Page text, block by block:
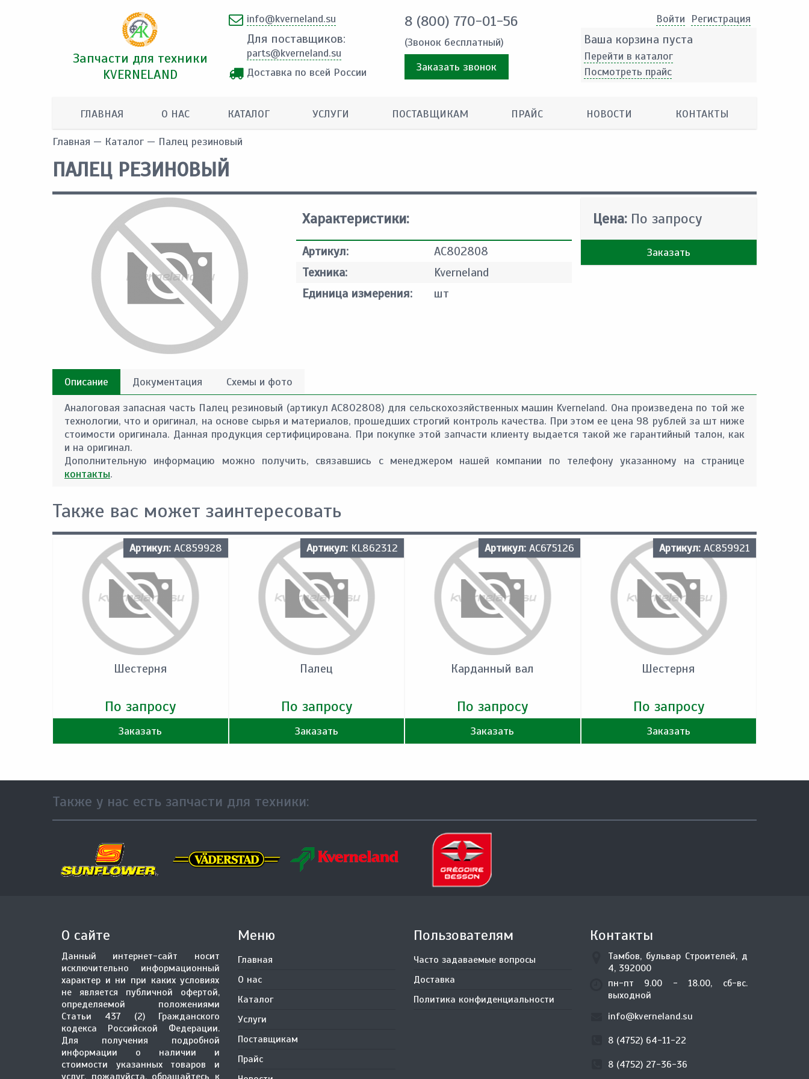
Запчасти для техники
KVERNELAND
info@kverneland.su
Для поставщиков:
parts@kverneland.su
Доставка по всей России
8 (800) 770-01-56
(Звонок бесплатный)
Заказать звонок
Войти Pегистрация
Ваша корзина пуста
Перейти в каталог
Посмотреть прайс
ГЛАВНАЯ О НАС КАТАЛОГ УСЛУГИ ПОСТАВЩИКАМ ПРАЙС НОВОСТИ КОНТАКТЫ
Главная — Каталог — Палец резиновый
ПАЛЕЦ РЕЗИНОВЫЙ
Характеристики:
Артикул:
AC802808
Техника:
Kverneland
Единица измерения:
шт
Цена: По запросу
Заказать
Описание Документация
Схемы и фото
Аналоговая запасная часть Палец резиновый (артикул AC802808) для сельскохозяйственных машин Kverneland. Она произведена по той же
технологии, что и оригинал, на основе сырья и материалов, прошедших строгий контроль качества. При этом ее цена 98 рублей за шт ниже
стоимости оригинала. Данная продукция сертифицирована. При покупке этой запчасти клиенту выдается такой же гарантийный талон, как
и на оригинал.
Дополнительную информацию можно получить, связавшись с менеджером нашей компании по телефону указанному на странице
контакты.
Также вас может заинтересовать
Артикул: AC859928
Шестерня
По запросу
Заказать
Артикул: KL862312
Палец
По запросу
Заказать
Артикул: AC675126
Карданный вал
По запросу
Заказать
Артикул: AC859921
Шестерня
По запросу
Заказать
Также у нас есть запчасти для техники:
О сайте
Данный интернет-сайт носит
исключительно информационный
характер и ни при каких условиях
не является публичной офертой,
определяемой положениями
Статьи 437 (2) Гражданского
кодекса Российской Федерации.
Для получения подробной
информации о наличии и
стоимости указанных товаров и
услуг, пожалуйста, обращайтесь к
Меню
Главная
О нас
Каталог
Услуги
Поставщикам
Прайс
Пользователям
Часто задаваемые вопросы
Доставка
Политика конфиденциальности
Контакты
Тамбов, бульвар Строителей, д
4, 392000
пн-пт 9.00 - 18.00, сб-вс.
выходной
info@kverneland.su
8 (4752) 64-11-22
8 (4752) 27-36-36